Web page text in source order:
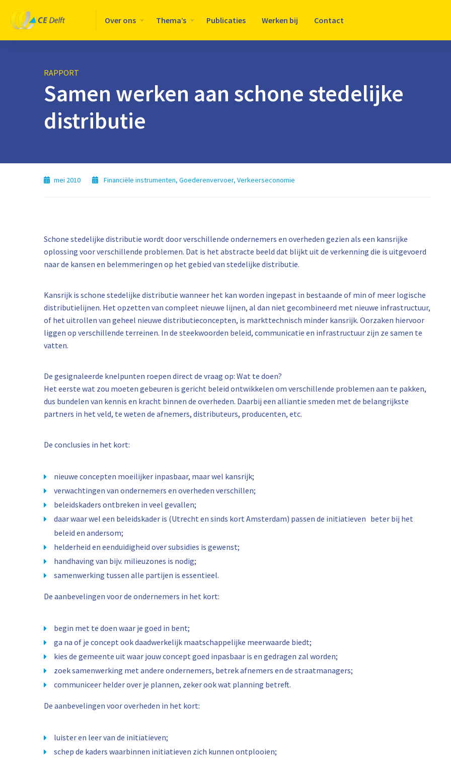
Logo
CE
Delft
Over ons Thema’s Publicaties Werken bij Contact
RAPPORT
Samen werken aan schone stedelijke
distributie
mei 2010 Financiële instrumenten, Goederenvervoer, Verkeerseconomie
Schone stedelijke distributie wordt door verschillende ondernemers en overheden gezien als een kansrijke
oplossing voor verschillende problemen. Dat is het abstracte beeld dat blijkt uit de verkenning die is uitgevoerd
naar de kansen en belemmeringen op het gebied van stedelijke distributie.
Kansrijk is schone stedelijke distributie wanneer het kan worden ingepast in bestaande of min of meer logische
distributielijnen. Het opzetten van compleet nieuwe lijnen, al dan niet gecombineerd met nieuwe infrastructuur,
of het uitrollen van geheel nieuwe distributieconcepten, is markttechnisch minder kansrijk. Oorzaken hiervoor
liggen op verschillende terreinen. In de steekwoorden beleid, communicatie en infrastructuur zijn ze samen te
vatten.
De gesignaleerde knelpunten roepen direct de vraag op: Wat te doen?
Het eerste wat zou moeten gebeuren is gericht beleid ontwikkelen om verschillende problemen aan te pakken,
dus bundelen van kennis en kracht binnen de overheden. Daarbij een alliantie smeden met de belangrijkste
partners in het veld, te weten de afnemers, distributeurs, producenten, etc.
De conclusies in het kort:
nieuwe concepten moeilijker inpasbaar, maar wel kansrijk;
verwachtingen van ondernemers en overheden verschillen;
beleidskaders ontbreken in veel gevallen;
daar waar wel een beleidskader is (Utrecht en sinds kort Amsterdam) passen de initiatieven beter bij het
beleid en andersom;
helderheid en eenduidigheid over subsidies is gewenst;
handhaving van bijv. milieuzones is nodig;
samenwerking tussen alle partijen is essentieel.
De aanbevelingen voor de ondernemers in het kort:
begin met te doen waar je goed in bent;
ga na of je concept ook daadwerkelijk maatschappelijke meerwaarde biedt;
kies de gemeente uit waar jouw concept goed inpasbaar is en gedragen zal worden;
zoek samenwerking met andere ondernemers, betrek afnemers en de straatmanagers;
communiceer helder over je plannen, zeker ook wat planning betreft.
De aanbevelingen voor overheden in het kort:
luister en leer van de initiatieven;
schep de kaders waarbinnen initiatieven zich kunnen ontplooien;